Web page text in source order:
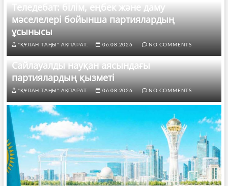
Теледебат: білім, еңбек және даму
мәселелері бойынша партиялардың
ұсынысы
"ҚҰЛАН ТАҢЫ" АҚПАРАТ. 06.08.2026 NO COMMENTS
Сайлауалды науқан аясындағы
партиялардың қызметі
"ҚҰЛАН ТАҢЫ" АҚПАРАТ. 06.08.2026 NO COMMENTS